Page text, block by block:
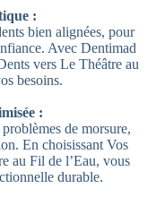
:
bien alignées, pour
Avec Dentimad
vers Le Théâtre au
besoins.
:
de morsure,
En choisissant Vos
au Fil de l’Eau, vous
durable.